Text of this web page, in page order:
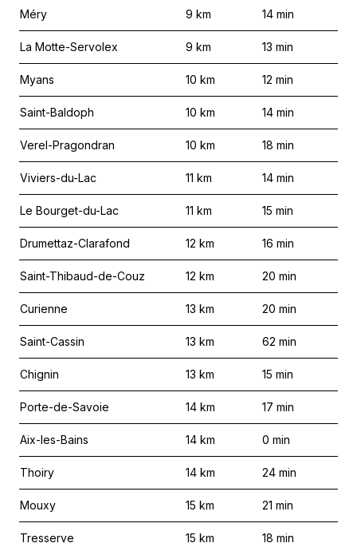
Méry 9 km 14 min
La Motte-Servolex 9 km 13 min
Myans 10 km 12 min
Saint-Baldoph 10 km 14 min
Verel-Pragondran 10 km 18 min
Viviers-du-Lac 11 km 14 min
Le Bourget-du-Lac 11 km 15 min
Drumettaz-Clarafond 12 km 16 min
Saint-Thibaud-de-Couz 12 km 20 min
Curienne 13 km 20 min
Saint-Cassin 13 km 62 min
Chignin 13 km 15 min
Porte-de-Savoie 14 km 17 min
Aix-les-Bains 14 km 0 min
Thoiry 14 km 24 min
Mouxy 15 km 21 min
Tresserve 15 km 18 min